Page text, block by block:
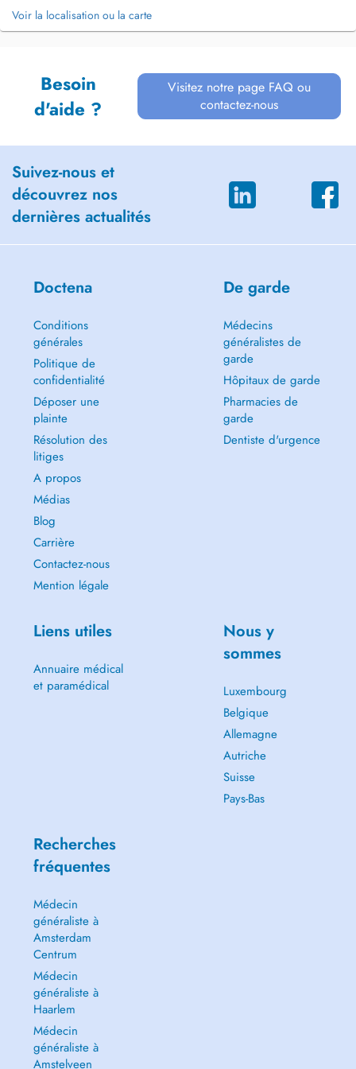
Voir la localisation ou la carte
Besoin
d'aide ?
Visitez notre page FAQ ou
contactez-nous
Suivez-nous et
découvrez nos
dernières actualités
Doctena
Conditions
générales
Politique de
confidentialité
Déposer une
plainte
Résolution des
litiges
A propos
Médias
Blog
Carrière
Contactez-nous
Mention légale
De garde
Médecins
généralistes de
garde
Hôpitaux de garde
Pharmacies de
garde
Dentiste d'urgence
Liens utiles
Annuaire médical
et paramédical
Nous y
sommes
Luxembourg
Belgique
Allemagne
Autriche
Suisse
Pays-Bas
Recherches
fréquentes
Médecin
généraliste à
Amsterdam
Centrum
Médecin
généraliste à
Haarlem
Médecin
généraliste à
Amstelveen